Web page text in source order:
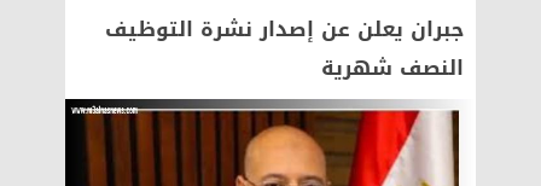
جبران يعلن عن إصدار نشرة التوظيف
النصف شهرية